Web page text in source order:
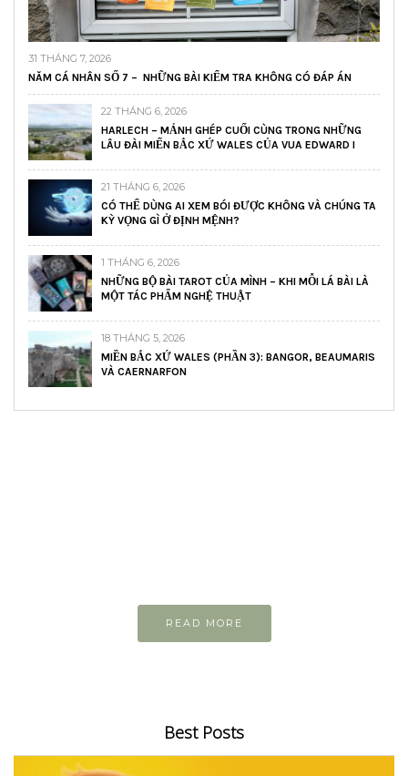
31 THÁNG 7, 2026
NĂM CÁ NHÂN SỐ 7 – NHỮNG BÀI KIỂM TRA KHÔNG CÓ ĐÁP ÁN
22 THÁNG 6, 2026
HARLECH – MẢNH GHÉP CUỐI CÙNG TRONG NHỮNG
LÂU ĐÀI MIẾN BẮC XỨ WALES CỦA VUA EDWARD I
21 THÁNG 6, 2026
CÓ THỂ DÙNG AI XEM BÓI ĐƯỢC KHÔNG VÀ CHÚNG TA
KỲ VỌNG GÌ Ở ĐỊNH MỆNH?
1 THÁNG 6, 2026
NHỮNG BỘ BÀI TAROT CỦA MÌNH – KHI MỖI LÁ BÀI LÀ
MỘT TÁC PHẨM NGHỆ THUẬT
18 THÁNG 5, 2026
MIỀN BẮC XỨ WALES (PHẦN 3): BANGOR, BEAUMARIS
VÀ CAERNARFON
READ MORE
Best Posts